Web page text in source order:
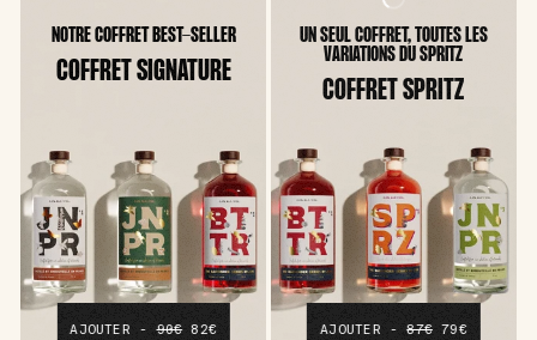
NOTRE COFFRET BEST-SELLER
COFFRET SIGNATURE
AJOUTER -90€82€
UN SEUL COFFRET, TOUTES LES
VARIATIONS DU SPRITZ
COFFRET SPRITZ
AJOUTER -87€79€